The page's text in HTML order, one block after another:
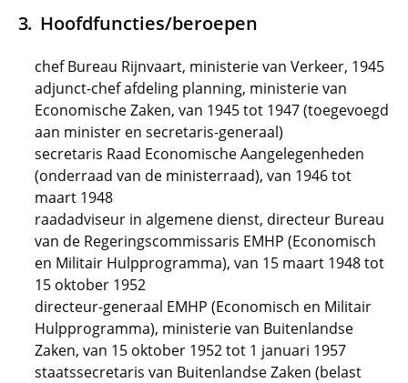
Hoofdfuncties/beroepen
chef Bureau Rijnvaart, ministerie van Verkeer, 1945
adjunct-chef afdeling planning, ministerie van
Economische Zaken, van 1945 tot 1947 (toegevoegd
aan minister en secretaris-generaal)
secretaris Raad Economische Aangelegenheden
(onderraad van de ministerraad), van 1946 tot
maart 1948
raadadviseur in algemene dienst, directeur Bureau
van de Regeringscommissaris EMHP (Economisch
en Militair Hulpprogramma), van 15 maart 1948 tot
15 oktober 1952
directeur-generaal EMHP (Economisch en Militair
Hulpprogramma), ministerie van Buitenlandse
Zaken, van 15 oktober 1952 tot 1 januari 1957
staatssecretaris van Buitenlandse Zaken (belast